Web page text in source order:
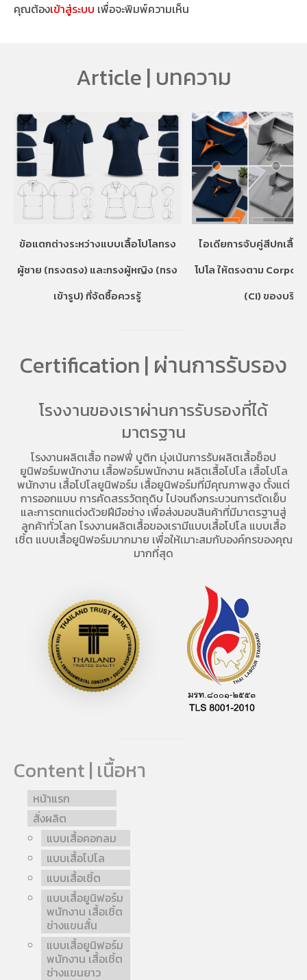
คุณต้องเข้าสู่ระบบ เพื่อจะพิมพ์ความเห็น
Article | บทความ
ข้อแตกต่างระหว่างแบบเสื้อโปโลทรง
ผู้ชาย (ทรงตรง) และทรงผู้หญิง (ทรง
เข้ารูป) ที่จัดซื้อควรรู้
ไอเดียการจับคู่สีปกเสื้อ
โปโล ให้ตรงตาม
(CI) ของบริษัท
Certification | ผ่านการรับรอง
โรงงานของเราผ่านการรับรองที่ได้
มาตรฐาน
โรงงานผลิตเสื้อ ทอฟฟี่ บูติก มุ่งเน้นการรับผลิตเสื้อช็อป
ยูนิฟอร์มพนักงาน เสื้อฟอร์มพนักงาน ผลิตเสื้อโปโล เสื้อโปโล
พนักงาน เสื้อโปโลยูนิฟอร์ม เสื้อยูนิฟอร์มที่มีคุณภาพสูง ตั้งแต่
การออกแบบ การคัดสรรวัตถุดิบ ไปจนถึงกระบวนการตัดเย็บ
และการตกแต่งด้วยฝีมือช่าง เพื่อส่งมอบสินค้าที่มีมาตรฐานสู่
ลูกค้าทั่วโลก โรงงานผลิตเสื้อของเรามีแบบเสื้อโปโล แบบเสื้อ
เชิ้ต แบบเสื้อยูนิฟอร์มมากมาย เพื่อให้เมาะสมกับองค์กรของคุณ
มากที่สุด
Content | เนื้อหา
หน้าแรก
สั่งผลิต
แบบเสื้อคอกลม
แบบเสื้อโปโล
แบบเสื้อเชิ้ต
แบบเสื้อยูนิฟอร์ม
พนักงาน เสื้อเชิ้ต
ช่างแขนสั้น
แบบเสื้อยูนิฟอร์ม
พนักงาน เสื้อเชิ้ต
ช่างแขนยาว